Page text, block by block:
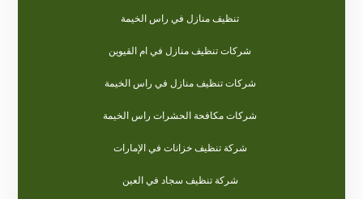
تنظيف منازل في راس الخيمة
شركات تنظيف منازل في ام القيوين
شركات تنظيف منازل في راس الخيمة
شركات مكافحة الحشرات راس الخيمة
شركة تنظيف خزانات في الإمارات
شركة تنظيف سجاد في العين